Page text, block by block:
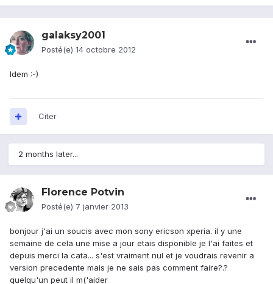
galaksy2001
Posté(e) 14 octobre 2012
Idem :-)
Citer
2 months later...
Florence Potvin
Posté(e) 7 janvier 2013
bonjour j'ai un soucis avec mon sony ericson xperia. il y une
semaine de cela une mise a jour etais disponible je l'ai faites et
depuis merci la cata... s'est vraiment nul et je voudrais revenir a
version precedente mais je ne sais pas comment faire?.?
quelqu'un peut il m('aider